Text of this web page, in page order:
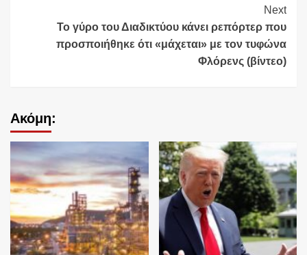
Next
Το γύρο του Διαδικτύου κάνει ρεπόρτερ που
προσποιήθηκε ότι «μάχεται» με τον τυφώνα
Φλόρενς (βίντεο)
Ακόμη: